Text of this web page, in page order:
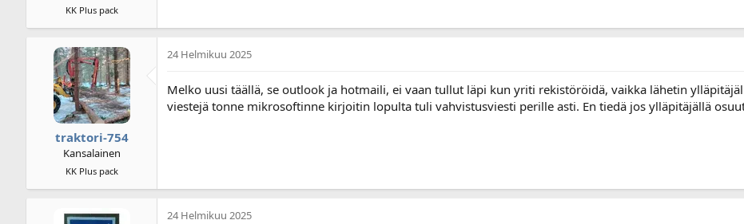
KK Plus pack
traktori-754
Kansalainen
KK Plus pack
24 Helmikuu 2025
Melko uusi täällä, se outlook ja hotmaili, ei vaan tullut läpi kun yriti rekistöröidä, vaikka lähetin
viestejä tonne mikrosoftinne kirjoitin lopulta tuli vahvistusviesti perille asti. En tiedä jos ylläpitäjällä
24 Helmikuu 2025